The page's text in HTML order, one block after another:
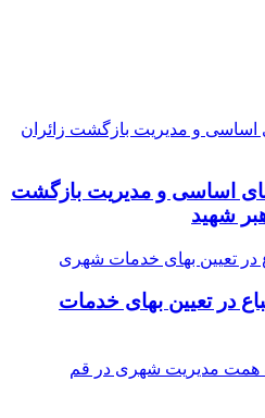
اساسی و مدیریت بازگشت
شهید
در تعیین بهای خدمات